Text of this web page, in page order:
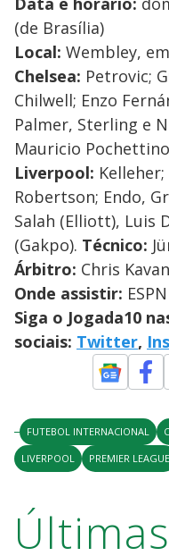
(de Brasília)
Local: Wembley,
Chelsea: Petrovic;
Chilwell; Enzo
Palmer, Sterling e
Mauricio Pochettino
Liverpool:
Robertson; Endo,
Salah (Elliott), Luis
(Gakpo). Técnico:
Árbitro: Chris
Onde assistir:
Siga o Jogada10
sociais: Twitter,
FUTEBOL INTERNACIONAL
LIVERPOOL
PREMIER LEAGUE
Últimas